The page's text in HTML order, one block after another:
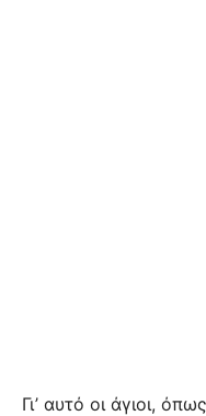
Γι’ αυτό οι άγιοι,